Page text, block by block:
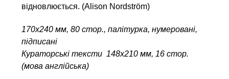
відновлюється. (Alison Nordström)
170х240 мм, 80 стор., палітурка, нумеровані,
підписані
Кураторські тексти 148х210 мм, 16 стор.
(мова англійська)